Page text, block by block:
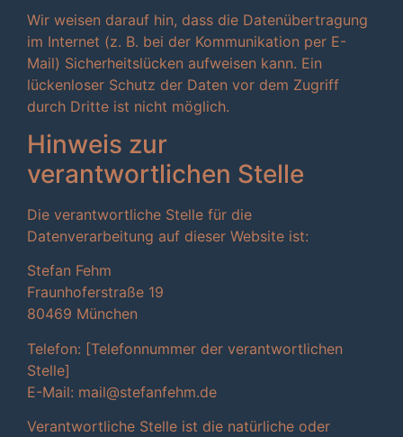
Wir weisen darauf hin, dass die Datenübertragung
im Internet (z. B. bei der Kommunikation per E-
Mail) Sicherheitslücken aufweisen kann. Ein
lückenloser Schutz der Daten vor dem Zugriff
durch Dritte ist nicht möglich.
Hinweis zur
verantwortlichen Stelle
Die verantwortliche Stelle für die
Datenverarbeitung auf dieser Website ist:
Stefan Fehm
Fraunhoferstraße 19
80469 München
Telefon: [Telefonnummer der verantwortlichen
Stelle]
E-Mail: mail@stefanfehm.de
Verantwortliche Stelle ist die natürliche oder